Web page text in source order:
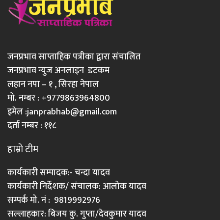
जनप्रभाव साप्ताहिक पत्रीका द्वारा संचालित
जनप्रभाव न्युज अनलाइन डटकम
लहान नपा – १ , सिरहा नेपाल
मो. नम्बर : +9779863964800
इमेल :janprabhab@gmail.com
दर्ता नम्बर : ११८
हाम्रो टीम
कार्यकारी सम्पादक:- चन्दा यादव
कार्यकारी निर्देशक/ संचालक: आलोक यादव
सम्पर्क मो. नं : 9819992976
सल्लाहकार: बिजय कु. गुप्ता/देवकुमार यादव